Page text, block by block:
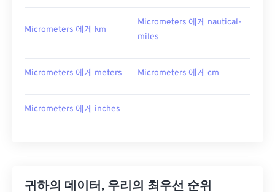
Micrometers 에게 km
Micrometers 에게 nautical-
miles
Micrometers 에게 meters Micrometers 에게 cm
Micrometers 에게 inches
귀하의 데이터, 우리의 최우선 순위